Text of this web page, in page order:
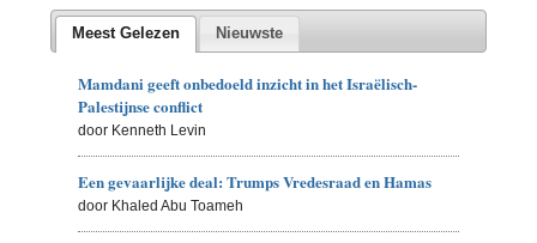
Meest Gelezen Nieuwste
Mamdani geeft onbedoeld inzicht in het Israëlisch-
Palestijnse conflict
door Kenneth Levin
Een gevaarlijke deal: Trumps Vredesraad en Hamas
door Khaled Abu Toameh